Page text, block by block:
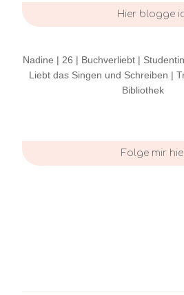
Hier blogge
Nadine | 26 | Buchverliebt |
Liebt das Singen und Schreiben |
Bibliothek
Folge mir